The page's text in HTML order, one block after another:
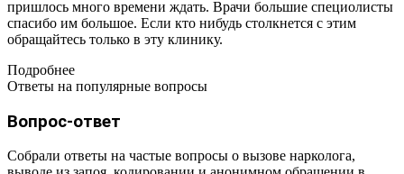
пришлось много времени ждать. Врачи большие специолисты
спасибо им большое. Если кто нибудь столкнется с этим
обращайтесь только в эту клинику.
Подробнее
Ответы на популярные вопросы
Вопрос-ответ
Собрали ответы на частые вопросы о вызове нарколога,